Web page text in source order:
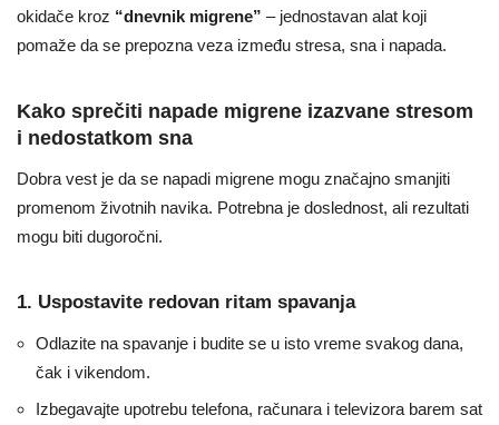
okidače kroz “dnevnik migrene” – jednostavan alat koji
pomaže da se prepozna veza između stresa, sna i napada.
Kako sprečiti napade migrene izazvane stresom
i nedostatkom sna
Dobra vest je da se napadi migrene mogu značajno smanjiti
promenom životnih navika. Potrebna je doslednost, ali rezultati
mogu biti dugoročni.
1. Uspostavite redovan ritam spavanja
Odlazite na spavanje i budite se u isto vreme svakog dana,
čak i vikendom.
Izbegavajte upotrebu telefona, računara i televizora barem sat